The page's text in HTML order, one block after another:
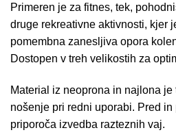
Primeren je za fitnes, tek,
druge rekreativne aktivnosti, kjer
pomembna zanesljiva opora
Dostopen v treh velikostih za
Material iz neoprona in najlona
nošenje pri redni uporabi. Pred
priporoča izvedba razteznih vaj.